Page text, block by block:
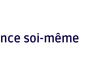
soi-même